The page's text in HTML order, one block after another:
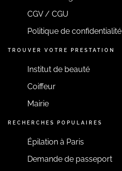
CGV / CGU
Politique de confidentialité
TROUVER VOTRE PRESTATION
Institut de beauté
Coiffeur
Mairie
RECHERCHES POPULAIRES
Épilation à Paris
Demande de passeport